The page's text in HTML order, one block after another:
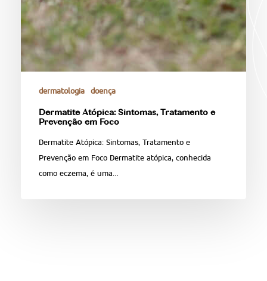
dermatologia doença
Dermatite Atópica: Sintomas, Tratamento e
Prevenção em Foco
Dermatite Atópica: Sintomas, Tratamento e
Prevenção em Foco Dermatite atópica, conhecida
como eczema, é uma…